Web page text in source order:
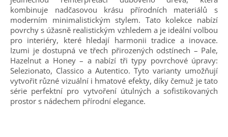
kombinuje nadčasovou krásu přírodních materiálů s
moderním minimalistickým stylem. Tato kolekce nabízí
povrchy s úžasně realistickým vzhledem a je ideální volbou
pro interiéry, které hledají harmonii tradice a inovace.
Izumi je dostupná ve třech přirozených odstínech – Pale,
Hazelnut a Honey – a nabízí tři typy povrchové úpravy:
Selezionato, Classico a Autentico. Tyto varianty umožňují
vytvořit různé vizuální i hmatové efekty, díky čemuž je tato
série perfektní pro vytvoření útulných a sofistikovaných
prostor s nádechem přírodní elegance.